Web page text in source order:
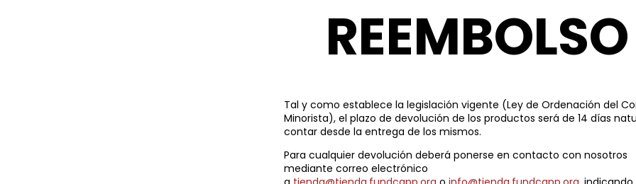
REEMBOLSO
Tal y como establece la legislación vigente (Ley de Ordenación del
Minorista), el plazo de devolución de los productos será de 14 días
contar desde la entrega de los mismos.
Para cualquier devolución deberá ponerse en contacto con nosotros
mediante correo electrónico